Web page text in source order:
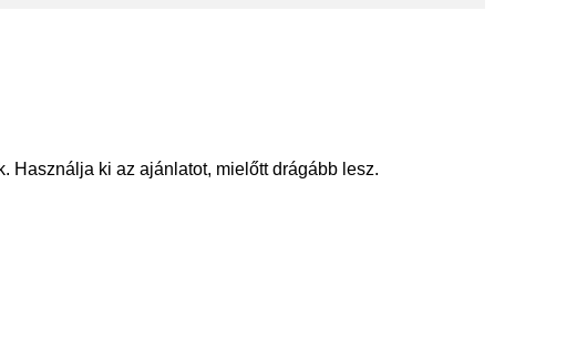
Használja ki az ajánlatot, mielőtt drágább lesz.